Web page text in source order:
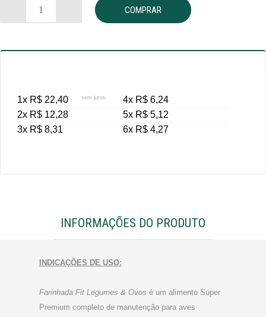
COMPRAR
1x R$ 22,40 sem juros
2x R$ 12,28
3x R$ 8,31
4x R$ 6,24
5x R$ 5,12
6x R$ 4,27
INFORMAÇÕES DO PRODUTO
INDICAÇÕES DE USO:
Farinhada Fit Legumes & Ovos é um alimento Super
Premium completo de manutenção para aves